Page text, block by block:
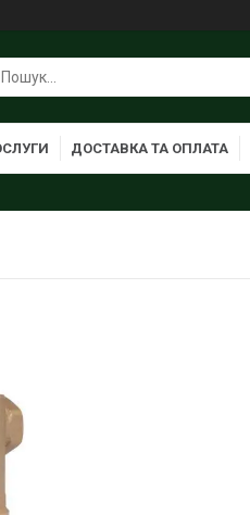
ДОСТАВКА ТА ОПЛАТА